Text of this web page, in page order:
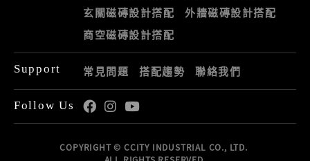
玄關磁磚設計搭配
外牆磁磚設計搭配
商空磁磚設計搭配
Support 常見問題 搭配趨勢 聯絡我們
Follow Us
COPYRIGHT © CCITY INDUSTRIAL CO., LTD.